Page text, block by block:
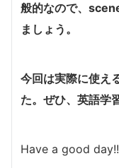
般的なので、
ましょう。
今回は実際に使え
た。ぜひ、英語学
Have a good day!!